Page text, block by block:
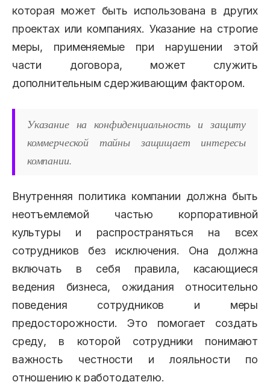
которая может быть использована в других
проектах или компаниях. Указание на строгие
меры, применяемые при нарушении этой
части договора, может служить
дополнительным сдерживающим фактором.
Указание на конфиденциальность и защиту
коммерческой тайны защищает интересы
компании.
Внутренняя политика компании должна быть
неотъемлемой частью корпоративной
культуры и распространяться на всех
сотрудников без исключения. Она должна
включать в себя правила, касающиеся
ведения бизнеса, ожидания относительно
поведения сотрудников и меры
предосторожности. Это помогает создать
среду, в которой сотрудники понимают
важность честности и лояльности по
отношению к работодателю.